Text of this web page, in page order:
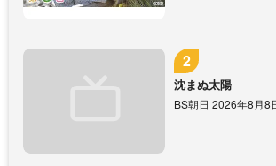
沈まぬ太陽
BS朝日 2026年8月8